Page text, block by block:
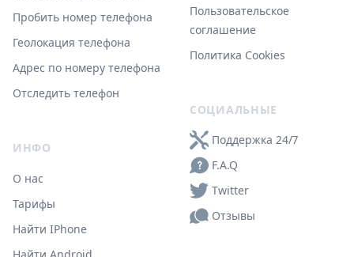
Пробить номер телефона
Геолокация телефона
Адрес по номеру телефона
Отследить телефон
ИНФО
О нас
Тарифы
Найти IPhone
Пользовательское
соглашение
Политика Cookies
СОЦИАЛЬНЫЕ
Поддержка 24/7
F.A.Q
Twitter
Отзывы